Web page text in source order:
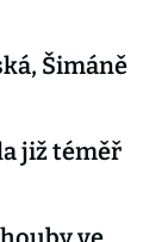
Šimáně
již téměř